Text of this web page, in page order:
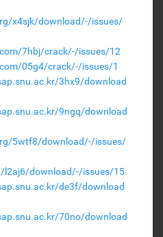
x4sjk/download/-/issues/
7hbj/crack/-/issues/12
05g4/crack/-/issues/1
3hx9/download
9ngq/download
5wtf8/download/-/issues/
l2aj6/download/-/issues/15
de3f/download
70no/download